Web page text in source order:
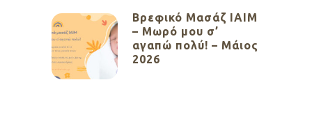
Βρεφικό Μασάζ ΙΑΙΜ
– Μωρό μου σ’
αγαπώ πολύ! – Μάιος
2026